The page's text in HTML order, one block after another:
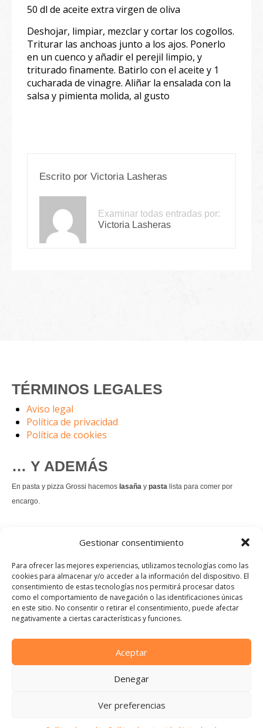
Gestionar consentimiento
Para ofrecer las mejores experiencias, utilizamos tecnologías como las
cookies para almacenar y/o acceder a la información del dispositivo. El
consentimiento de estas tecnologías nos permitirá procesar datos
como el comportamiento de navegación o las identificaciones únicas
en este sitio. No consentir o retirar el consentimiento, puede afectar
negativamente a ciertas características y funciones.
Aceptar
Denegar
Ver preferencias
50 dl de aceite extra virgen de oliva
Deshojar, limpiar, mezclar y cortar los cogollos.
Triturar las anchoas junto a los ajos. Ponerlo
en un cuenco y añadir el perejil limpio, y
triturado finamente. Batirlo con el aceite y 1
cucharada de vinagre. Aliñar la ensalada con la
salsa y pimienta molida, al gusto
Escrito por Victoria Lasheras
Examinar todas entradas por:
Victoria Lasheras
TÉRMINOS LEGALES
Aviso legal
Política de privacidad
Política de cookies
… Y ADEMÁS
En pasta y pizza Grossi hacemos lasaña y pasta lista para comer por
encargo.
es un permanente.
Pedir comida Just eat
Instagram
Facebook
TikTok
Dirección:
Calle Manuel Allende, 12, 48010 Bilbao, Vizcaya
Teléfono:
info@pastaypizzagrossi.com